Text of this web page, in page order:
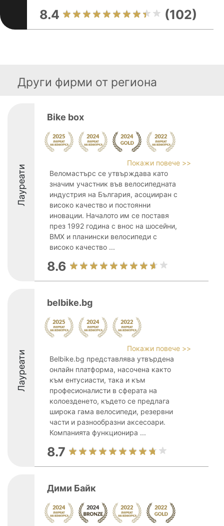
8.4 (102)
Други фирми от региона
Лауреати
Bike box
Покажи повече >>
Веломастърс се утвърждава като
значим участник във велосипедната
индустрия на България, асоцииран с
високо качество и постоянни
иновации. Началото им се поставя
през 1992 година с внос на шосейни,
BMX и планински велосипеди с
високо качество ...
8.6
Лауреати
belbike.bg
Покажи повече >>
Belbike.bg представлява утвърдена
онлайн платформа, насочена както
към ентусиасти, така и към
професионалисти в сферата на
колоезденето, където се предлага
широка гама велосипеди, резервни
части и разнообразни аксесоари.
Компанията функционира ...
8.7
Дими Байк